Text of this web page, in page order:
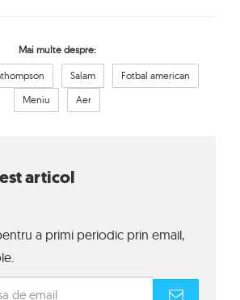
Mai multe despre:
Salam
Fotbal american
Meniu
Aer
articol
a primi periodic prin email,